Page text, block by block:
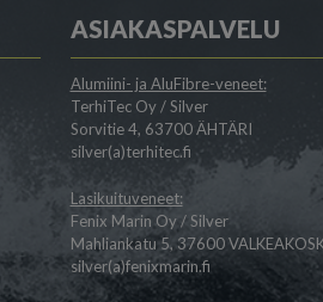
ASIAKASPALVELU
Alumiini- ja AluFibre-veneet:
TerhiTec Oy / Silver
Sorvitie 4, 63700 ÄHTÄRI
silver(a)terhitec.fi
Lasikuituveneet:
Fenix Marin Oy / Silver
Mahliankatu 5, 37600
silver(a)fenixmarin.fi